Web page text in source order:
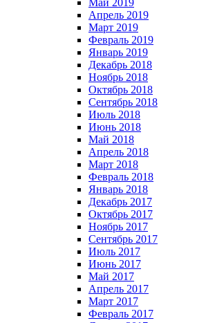
Май 2019
Апрель 2019
Март 2019
Февраль 2019
Январь 2019
Декабрь 2018
Ноябрь 2018
Октябрь 2018
Сентябрь 2018
Июль 2018
Июнь 2018
Май 2018
Апрель 2018
Март 2018
Февраль 2018
Январь 2018
Декабрь 2017
Октябрь 2017
Ноябрь 2017
Сентябрь 2017
Июль 2017
Июнь 2017
Май 2017
Апрель 2017
Март 2017
Февраль 2017